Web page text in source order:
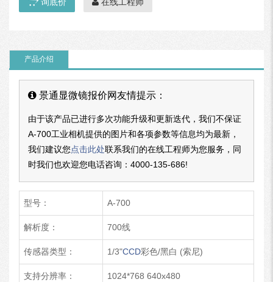
询底价 在线工程师
产品介绍
景通显微镜报价网友情提示：
由于该产品已进行多次功能升级和更新迭代，我们不保证
A-700工业相机提供的图片和各项参数等信息均为最新，
我们建议您点击此处联系我们的在线工程师为您服务，同
时我们也欢迎您电话咨询：4000-135-686!
型号： A-700
解析度： 700线
传感器类型： 1/3"CCD彩色/黑白 (索尼)
支持分辨率： 1024*768 640x480